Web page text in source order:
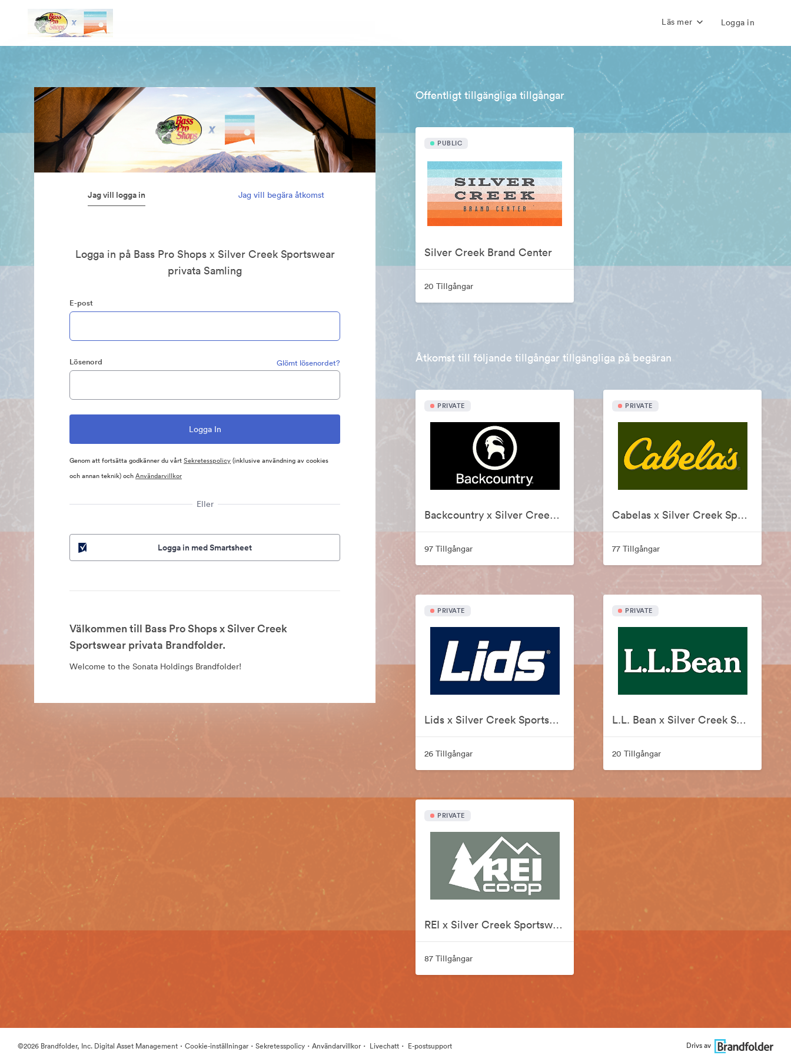
Läs mer Logga in
Jag vill logga in Jag vill begära åtkomst
Logga in på Bass Pro Shops x Silver Creek Sportswear
privata Samling
E-post
Lösenord Glömt lösenordet?
Genom att fortsätta godkänner du vårtSekretesspolicy(inklusive användning av cookies
och annan teknik) ochAnvändarvillkor
Eller
Logga in med Smartsheet
Välkommen till Bass Pro Shops x Silver Creek
Sportswear privata Brandfolder.
Welcome to the Sonata Holdings Brandfolder!
Offentligt tillgängliga tillgångar
PUBLIC
Silver Creek Brand Center
20 Tillgångar
Åtkomst till följande tillgångar tillgängliga på begäran
PRIVATE
Backcountry x Silver Creek Sportswear
97 Tillgångar
PRIVATE
Cabelas x Silver Creek Sportswear
77 Tillgångar
PRIVATE
Lids x Silver Creek Sportswear
26 Tillgångar
PRIVATE
L.L. Bean x Silver Creek Sportswear
20 Tillgångar
PRIVATE
REI x Silver Creek Sportswear
87 Tillgångar
©2026 Brandfolder, Inc. Digital Asset Management · Cookie-inställningar· Sekretesspolicy · Användarvillkor· Livechatt · E-postsupport Drivs av